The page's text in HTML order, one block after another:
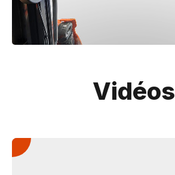
Vidéos